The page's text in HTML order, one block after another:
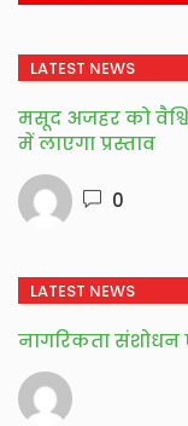
LATEST NEWS
मसूद अजहर को
में लाएगा प्रस्ताव
0
LATEST NEWS
नागरिकता संशोधन